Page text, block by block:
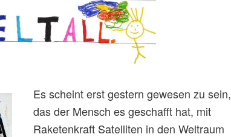
Es scheint erst gestern gewesen zu sein,
das der Mensch es geschafft hat, mit
Raketenkraft Satelliten in den Weltraum